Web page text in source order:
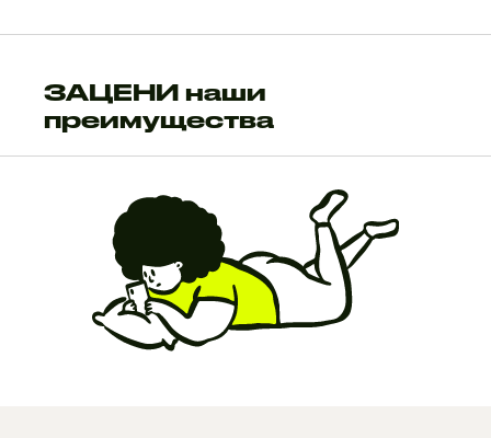
ЗАЦЕНИ наши
преимущества